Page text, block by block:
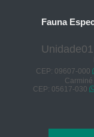
Fauna
Unidade01
CEP: 09607-000
CEP: 05617-030